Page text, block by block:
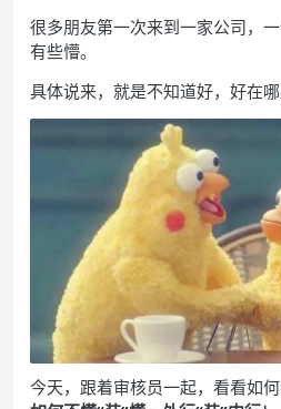
很多朋友第一次来到一家公司，
有些懵。
具体说来，就是不知道好，好在
今天，跟着审核员一起，看看如